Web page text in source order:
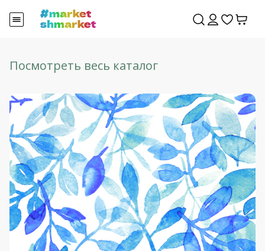
Посмотреть весь каталог